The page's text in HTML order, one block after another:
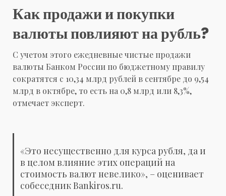
Как продажи и покупки
валюты повлияют на рубль?
С учетом этого ежедневныечистые продажи
валюты Банком России по бюджетному правилу
сократятся с 10,34 млрд рублей в сентябре до 9,54
млрд в октябре, то есть на 0,8 млрд или 8,3%,
отмечает эксперт.
«Это несущественно для курса рубля, да и
в целом влияние этих операций на
стоимость валют невелико», – оценивает
собеседник Bankiros.ru.